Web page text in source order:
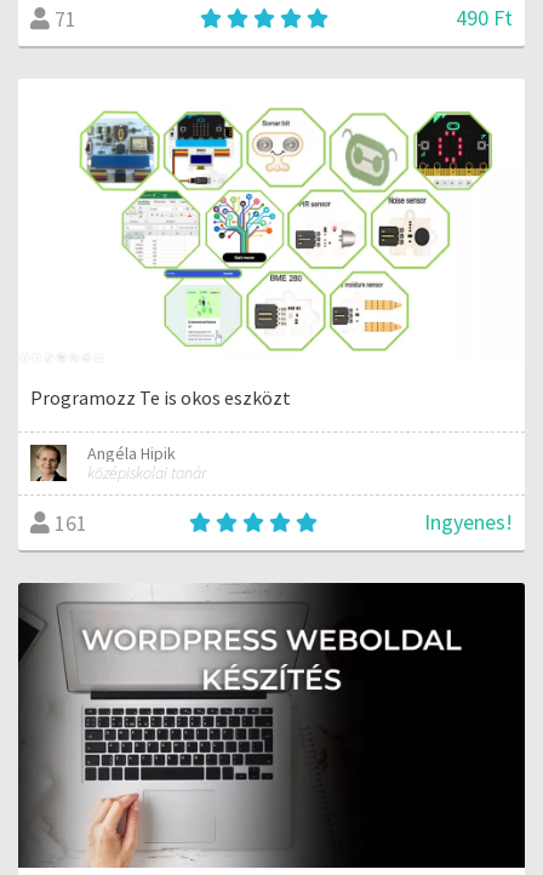
71 490 Ft
Programozz Te is okos eszközt
Angéla Hipik
középiskolai tanár
161 Ingyenes!